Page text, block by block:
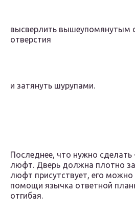
высверлить вышеупомянутым
отверстия
и затянуть шурупами.
Последнее, что нужно
люфт. Дверь должна плотно
люфт присутствует, его можно
помощи язычка ответной
отгибая.